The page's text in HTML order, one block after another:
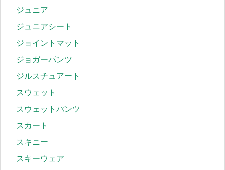
ジュニア
ジュニアシート
ジョイントマット
ジョガーパンツ
ジルスチュアート
スウェット
スウェットパンツ
スカート
スキニー
スキーウェア